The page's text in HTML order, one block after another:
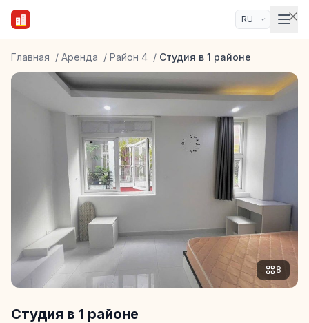
Главная / Аренда / Район 4 / Студия в 1 районе
8
Студия в 1 районе